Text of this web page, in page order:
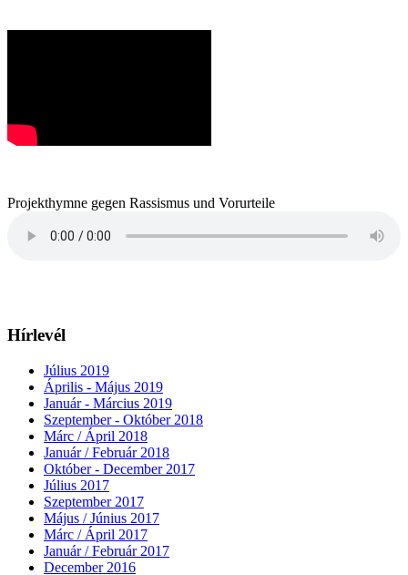
Projekthymne gegen Rassismus und Vorurteile
Hírlevél
Július 2019
Április - Május 2019
Január - Március 2019
Szeptember - Október 2018
Márc / Ápril 2018
Január / Február 2018
Október - December 2017
Július 2017
Szeptember 2017
Május / Június 2017
Márc / Ápril 2017
Január / Február 2017
December 2016